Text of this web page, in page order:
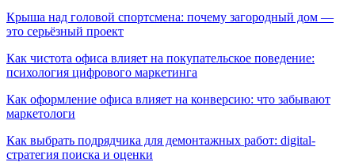
Крыша над головой спортсмена: почему загородный дом —
это серьёзный проект
Как чистота офиса влияет на покупательское поведение:
психология цифрового маркетинга
Как оформление офиса влияет на конверсию: что забывают
маркетологи
Как выбрать подрядчика для демонтажных работ: digital-
стратегия поиска и оценки